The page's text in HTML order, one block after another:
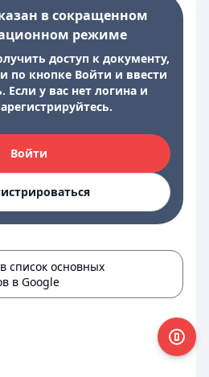
в сокращенном
режиме
доступ к документу,
по кнопке Войти и ввести
Если у вас нет логина и
Войти
список основных
в Google